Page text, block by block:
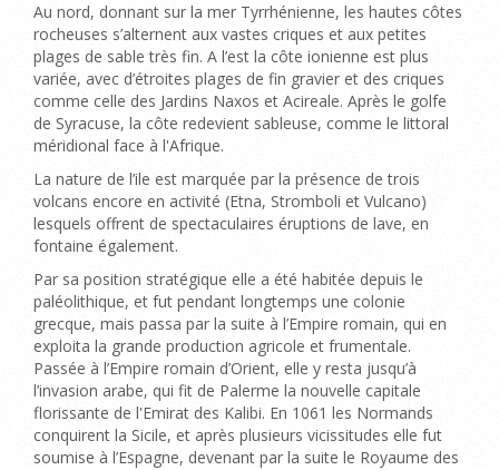
Au nord, donnant sur la mer Tyrrhénienne, les hautes côtes
rocheuses s’alternent aux vastes criques et aux petites
plages de sable très fin. A l’est la côte ionienne est plus
variée, avec d’étroites plages de fin gravier et des criques
comme celle des Jardins Naxos et Acireale. Après le golfe
de Syracuse, la côte redevient sableuse, comme le littoral
méridional face à l'Afrique.
La nature de l’ile est marquée par la présence de trois
volcans encore en activité (Etna, Stromboli et Vulcano)
lesquels offrent de spectaculaires éruptions de lave, en
fontaine également.
Par sa position stratégique elle a été habitée depuis le
paléolithique, et fut pendant longtemps une colonie
grecque, mais passa par la suite à l’Empire romain, qui en
exploita la grande production agricole et frumentale.
Passée à l’Empire romain d’Orient, elle y resta jusqu’à
l’invasion arabe, qui fit de Palerme la nouvelle capitale
florissante de l'Emirat des Kalibi. En 1061 les Normands
conquirent la Sicile, et après plusieurs vicissitudes elle fut
soumise à l’Espagne, devenant par la suite le Royaume des